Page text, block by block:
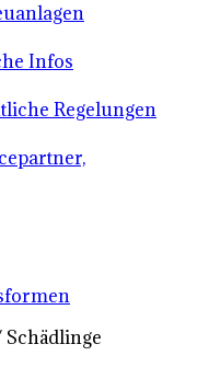
Infos
Regelungen